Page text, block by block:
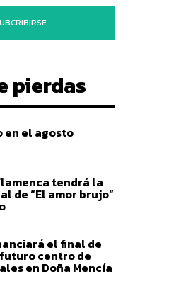
pierdas
en el agosto
tendrá la
de “El amor brujo”
el final de
centro de
en Doña Mencía